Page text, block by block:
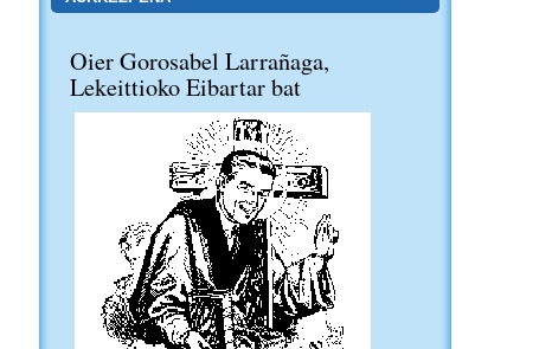
Oier Gorosabel Larrañaga,
Lekeittioko Eibartar bat